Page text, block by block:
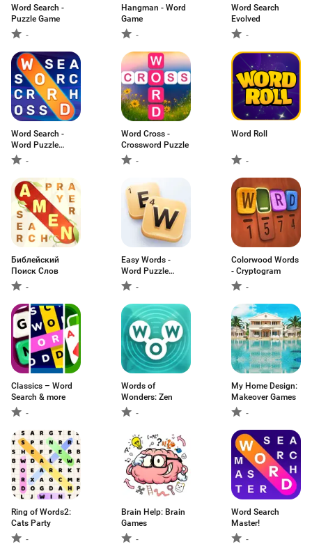
Word Search -
Puzzle Game
-
Hangman - Word
Game
-
Word Search
Evolved
-
Word Search -
Word Puzzle
Game-
Word Cross -
Crossword Puzzle
-
Word Roll
-
Библейский
Поиск Слов
-
Easy Words -
Word Puzzle
Games
-
Colorwood Words
- Cryptogram
-
Classics – Word
Search & more
-
Words of
Wonders: Zen
-
My Home Design:
Makeover Games
-
Ring of Words2:
Cats Party
-
Brain Help: Brain
Games
-
Word Search
Master!
-